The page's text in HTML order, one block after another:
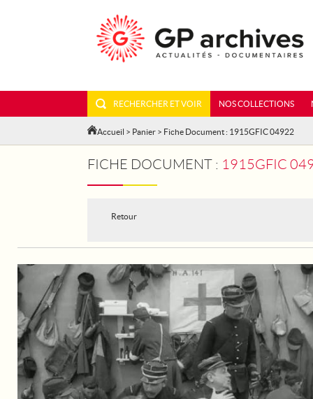
RECHERCHER ET VOIR NOS COLLECTIONS
Accueil > Panier > Fiche Document : 1915GFIC 04922
FICHE DOCUMENT : 1915GFIC
Retour